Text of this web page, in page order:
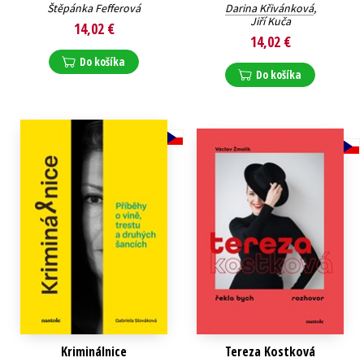
Štěpánka Fefferová
14,02 €
Do košíka
Darina Křivánková,
Jiří Kuča
14,02 €
Do košíka
Kriminálnice Tereza Kostková